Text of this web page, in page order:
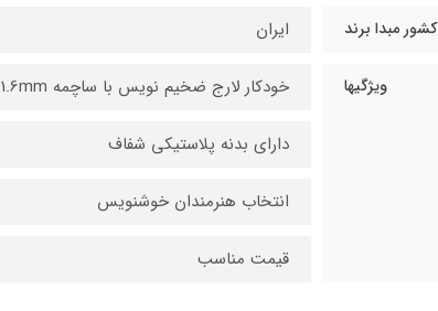
کشور مبدا برند ایران
ویژگیها خودکار لارج ضخیم نویس با ساچمه 1.6mm
دارای بدنه پلاستیکی شفاف
انتخاب هنرمندان خوشنویس
قیمت مناسب